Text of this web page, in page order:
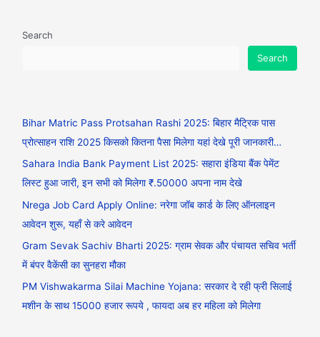
Search
Search
Bihar Matric Pass Protsahan Rashi 2025: बिहार मैट्रिक पास
प्रोत्साहन राशि 2025 किसको कितना पैसा मिलेगा यहां देखे पूरी जानकारी…
Sahara India Bank Payment List 2025: सहारा इंडिया बैंक पेमेंट
लिस्ट हुआ जारी, इन सभी को मिलेगा ₹.50000 अपना नाम देखे
Nrega Job Card Apply Online: नरेगा जॉब कार्ड के लिए ऑनलाइन
आवेदन शुरू, यहाँ से करे आवेदन
Gram Sevak Sachiv Bharti 2025: ग्राम सेवक और पंचायत सचिव भर्ती
में बंपर वैकेंसी का सुनहरा मौका
PM Vishwakarma Silai Machine Yojana: सरकार दे रही फ्री सिलाई
मशीन के साथ 15000 हजार रूपये , फायदा अब हर महिला को मिलेगा